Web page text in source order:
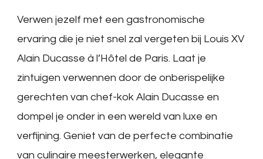
Verwen jezelf met een gastronomische
ervaring die je niet snel zal vergeten bij Louis XV
Alain Ducasse à l’Hôtel de Paris. Laat je
zintuigen verwennen door de onberispelijke
gerechten van chef-kok Alain Ducasse en
dompel je onder in een wereld van luxe en
verfijning. Geniet van de perfecte combinatie
van culinaire meesterwerken, elegante